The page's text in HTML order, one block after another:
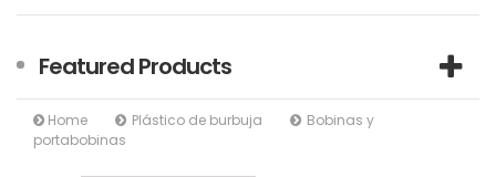
Featured Products
Home Plástico de burbuja
Bobinas y
portabobinas